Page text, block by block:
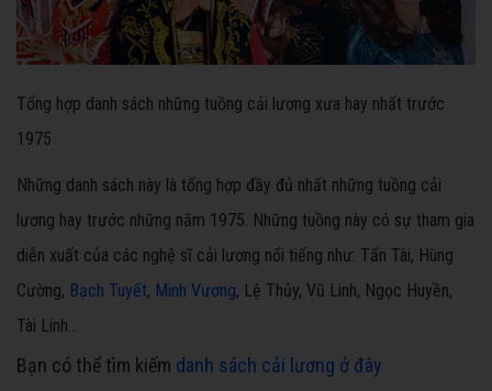
Tổng hợp danh sách những tuồng cải lương xưa hay nhất trước
1975
Những danh sách này là tổng hợp đầy đủ nhất những tuồng cải
lương hay trước những năm 1975. Những tuồng này có sự tham gia
diễn xuất của các nghệ sĩ cải lương nổi tiếng như: Tấn Tài, Hùng
Cường, Bạch Tuyết, Minh Vương, Lệ Thủy, Vũ Linh, Ngọc Huyền,
Tài Linh...
Bạn có thể tìm kiếm danh sách cải lương ở đây